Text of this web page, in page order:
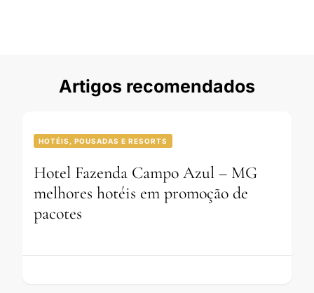
Artigos recomendados
HOTÉIS, POUSADAS E RESORTS
Hotel Fazenda Campo Azul – MG
melhores hotéis em promoção de
pacotes